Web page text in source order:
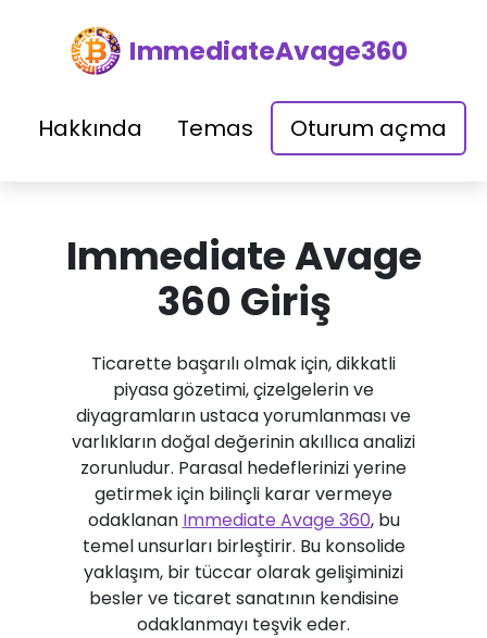
ImmediateAvage360
Hakkında Temas Oturum açma
Immediate Avage
360 Giriş
Ticarette başarılı olmak için, dikkatli
piyasa gözetimi, çizelgelerin ve
diyagramların ustaca yorumlanması ve
varlıkların doğal değerinin akıllıca analizi
zorunludur. Parasal hedeflerinizi yerine
getirmek için bilinçli karar vermeye
odaklanan Immediate Avage 360, bu
temel unsurları birleştirir. Bu konsolide
yaklaşım, bir tüccar olarak gelişiminizi
besler ve ticaret sanatının kendisine
odaklanmayı teşvik eder.